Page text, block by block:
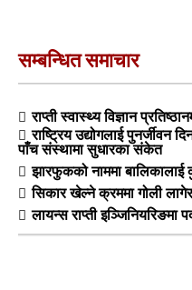
सम्बन्धित समाचार
राप्ती स्वास्थ्य विज्ञान
राष्ट्रिय उद्योगलाई पुनर्जीवन
पाँच संस्थामा सुधारका संकेत
झारफुकको नाममा बालिकालाई
सिकार खेल्ने क्रममा गोली
लायन्स राप्ती इञ्जिनियरिङमा